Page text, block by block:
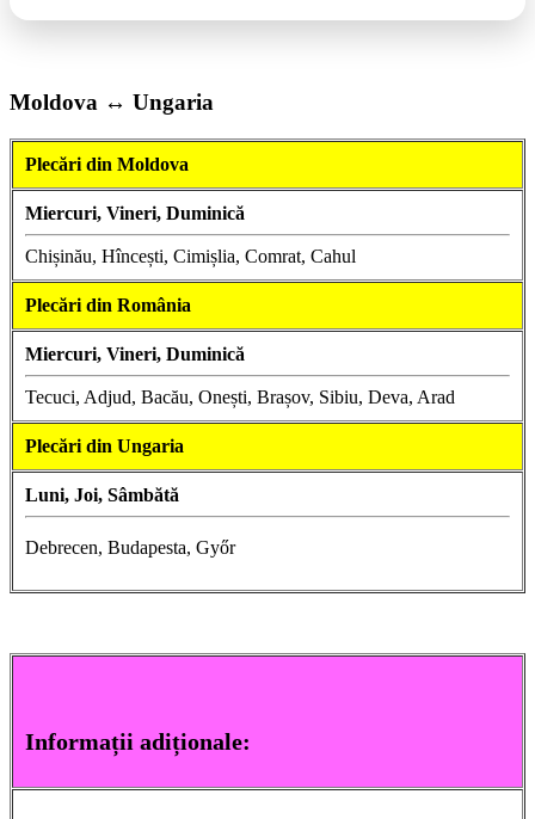
Moldova ↔ Ungaria
Plecări din Moldova
Miercuri, Vineri, Duminică
Chișinău, Hîncești, Cimișlia, Comrat, Cahul
Plecări din România
Miercuri, Vineri, Duminică
Tecuci, Adjud, Bacău, Onești, Brașov, Sibiu, Deva, Arad
Plecări din Ungaria
Luni, Joi, Sâmbătă
Debrecen, Budapesta, Győr
Informații adiționale: